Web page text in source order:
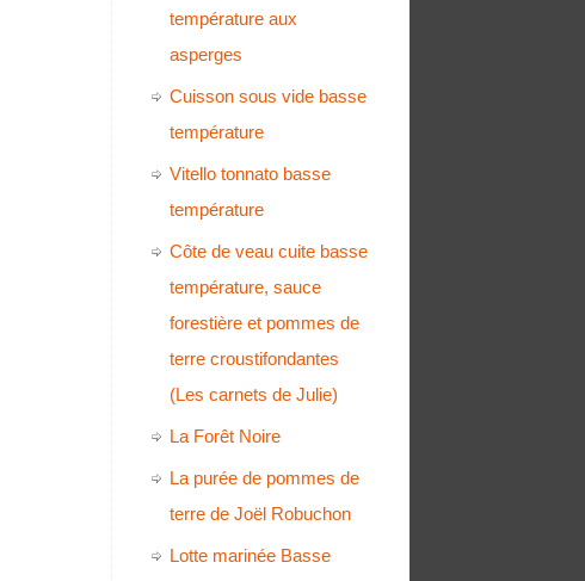
température aux
asperges
Cuisson sous vide basse
température
Vitello tonnato basse
température
Côte de veau cuite basse
température, sauce
forestière et pommes de
terre croustifondantes
(Les carnets de Julie)
La Forêt Noire
La purée de pommes de
terre de Joël Robuchon
Lotte marinée Basse